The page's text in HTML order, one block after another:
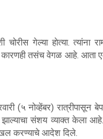
गेल्‍या हाेत्‍या. त्‍यांना
तसंच वेगळ आहे. आता
(५ नोव्हेंबर) रात्रीपासून
झाल्याचा संशय व्याक्त केला
दाखल करण्याचे आदेश दिले.